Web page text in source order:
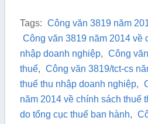
Tags: Công văn 3819 năm
Công văn 3819 năm 2014 về
nhập doanh nghiệp, Công
thuế, Công văn 3819/tct-cs
thuế thu nhập doanh nghiệp,
năm 2014 về chính sách thuế
do tổng cục thuế ban hành,